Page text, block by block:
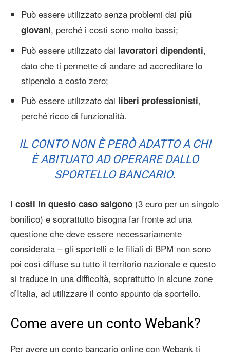
Può essere utilizzato senza problemi dai più
giovani, perché i costi sono molto bassi;
Può essere utilizzato dai lavoratori dipendenti,
dato che ti permette di andare ad accreditare lo
stipendio a costo zero;
Può essere utilizzato dai liberi professionisti,
perché ricco di funzionalità.
IL CONTO NON È PERÒ ADATTO A CHI
È ABITUATO AD OPERARE DALLO
SPORTELLO BANCARIO.
I costi in questo caso salgono (3 euro per un singolo
bonifico) e soprattutto bisogna far fronte ad una
questione che deve essere necessariamente
considerata – gli sportelli e le filiali di BPM non sono
poi così diffuse su tutto il territorio nazionale e questo
si traduce in una difficoltà, soprattutto in alcune zone
d’Italia, ad utilizzare il conto appunto da sportello.
Come avere un conto Webank?
Per avere un conto bancario online con Webank ti